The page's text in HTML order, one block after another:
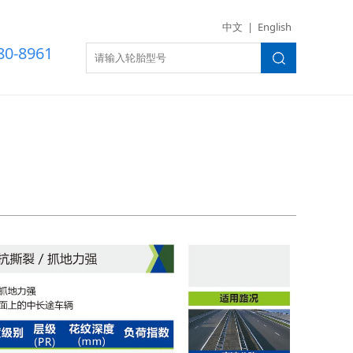
杯（美国） 中文 | English
8961